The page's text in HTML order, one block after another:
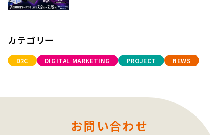
カテゴリー
D2C DIGITAL MARKETING PROJECT NEWS
お問い合わせ